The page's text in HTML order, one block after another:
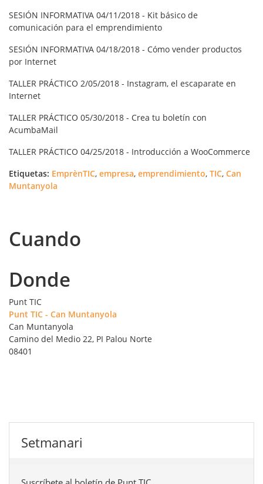
SESIÓN INFORMATIVA 04/11/2018 - Kit básico de
comunicación para el emprendimiento
SESIÓN INFORMATIVA 04/18/2018 - Cómo vender productos
por Internet
TALLER PRÁCTICO 2/05/2018 - Instagram, el escaparate en
Internet
TALLER PRÁCTICO 05/30/2018 - Crea tu boletín con
AcumbaMail
TALLER PRÁCTICO 04/25/2018 - Introducción a WooCommerce
Etiquetas: EmprènTIC, empresa, emprendimiento, TIC, Can
Muntanyola
Cuando
Donde
Punt TIC
Punt TIC - Can Muntanyola
Can Muntanyola
Camino del Medio 22, PI Palou Norte
08401
Setmanari